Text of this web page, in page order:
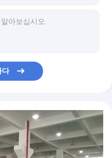
치 솔레노이드 밸브를 밸브를 답니다
스틱 오일 탱크와 DC 24v 유압 팩
3/4로 차단합니다 - 16UNF 공동
어밸브 / 액압 제어용 밸브
어 니들 밸브 35Mpa G1/4 "
다